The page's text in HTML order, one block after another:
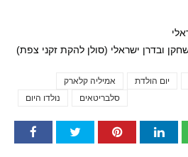
אמיליה קלארק יום הולדת
נולדו היום
סלבריטאים